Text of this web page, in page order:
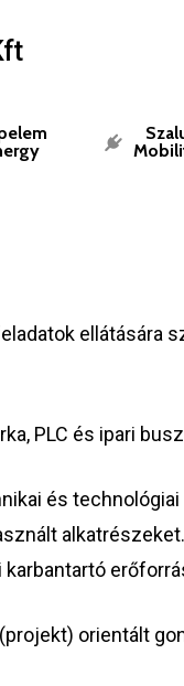
ellátására
PLC és ipari
és
orientált